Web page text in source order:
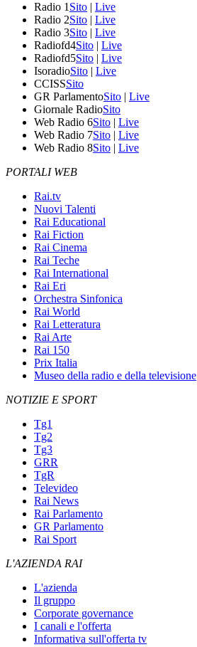
Radio 1 Sito | Live
Radio 2Sito | Live
Radio 3Sito | Live
Radiofd4Sito | Live
Radiofd5Sito | Live
IsoradioSito | Live
CCISSSito
GR ParlamentoSito | Live
Giornale RadioSito
Web Radio 6Sito | Live
Web Radio 7Sito | Live
Web Radio 8Sito | Live
PORTALI WEB
Rai.tv
Nuovi Talenti
Rai Educational
Rai Fiction
Rai Cinema
Rai Teche
Rai International
Rai Eri
Orchestra Sinfonica
Rai World
Rai Letteratura
Rai Arte
Rai 150
Prix Italia
Museo della radio e della televisione
NOTIZIE E SPORT
Tg1
Tg2
Tg3
GRR
TgR
Televideo
Rai News
Rai Parlamento
GR Parlamento
Rai Sport
L'AZIENDA RAI
L'azienda
Il gruppo
Corporate governance
I canali e l'offerta
Informativa sull'offerta tv